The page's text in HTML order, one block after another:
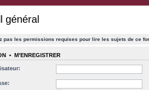
général
pas les permissions requises pour lire les sujets de ce
• M’ENREGISTRER